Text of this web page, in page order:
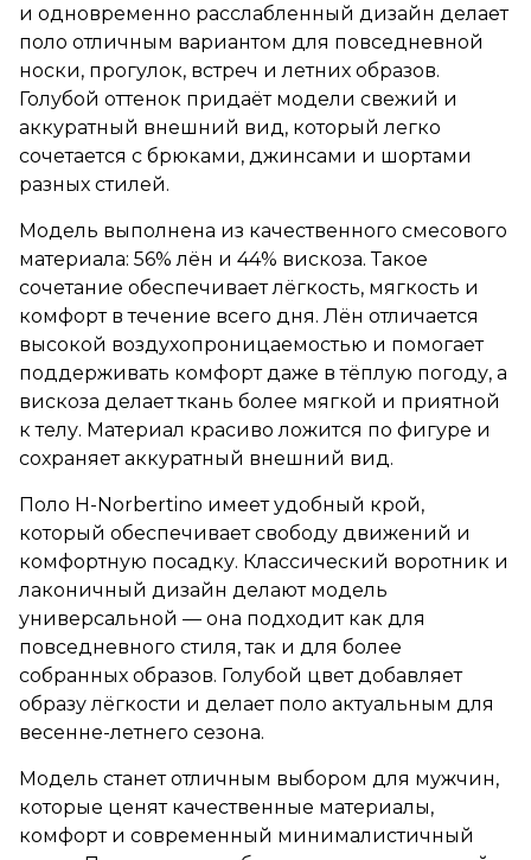
и одновременно расслабленный дизайн делает
поло отличным вариантом для повседневной
носки, прогулок, встреч и летних образов.
Голубой оттенок придаёт модели свежий и
аккуратный внешний вид, который легко
сочетается с брюками, джинсами и шортами
разных стилей.
Модель выполнена из качественного смесового
материала: 56% лён и 44% вискоза. Такое
сочетание обеспечивает лёгкость, мягкость и
комфорт в течение всего дня. Лён отличается
высокой воздухопроницаемостью и помогает
поддерживать комфорт даже в тёплую погоду, а
вискоза делает ткань более мягкой и приятной
к телу. Материал красиво ложится по фигуре и
сохраняет аккуратный внешний вид.
Поло H-Norbertino имеет удобный крой,
который обеспечивает свободу движений и
комфортную посадку. Классический воротник и
лаконичный дизайн делают модель
универсальной — она подходит как для
повседневного стиля, так и для более
собранных образов. Голубой цвет добавляет
образу лёгкости и делает поло актуальным для
весенне-летнего сезона.
Модель станет отличным выбором для мужчин,
которые ценят качественные материалы,
комфорт и современный минималистичный